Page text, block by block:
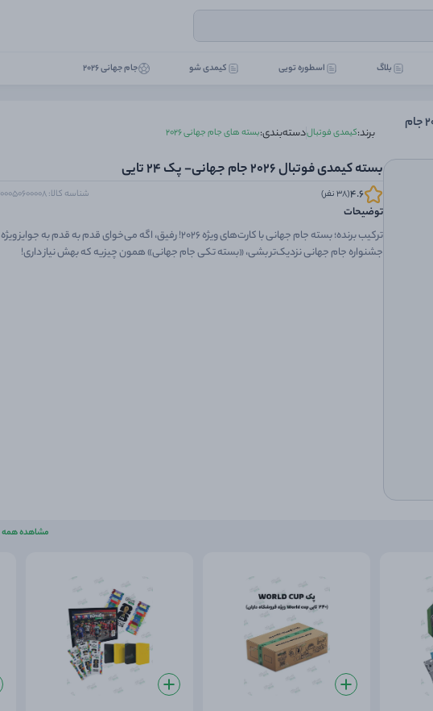
بلاگ اسطوره تویی کیمدی شو جام جهانی 2026
بسته کیمدی فوتبال 2026 جام
برند:کیمدی فوتبالدسته‌بندی:بسته های جام جهانی 2026
بسته کیمدی فوتبال 2026 جام جهانی- پک 24 تایی
4.6(38 نفر) شناسه کالا: 300050600008
توضیحات
ترکیب برنده؛ بسته جام جهانی با کارت‌های ویژه ۲۰۲۶! رفیق، اگه می‌خوای قدم به قدم به جوایز ویژه
جشنواره جام جهانی نزدیک‌تر بشی، «بسته تکی جام جهانی» همون چیزیه که بهش نیاز داری!
مشاهده همه